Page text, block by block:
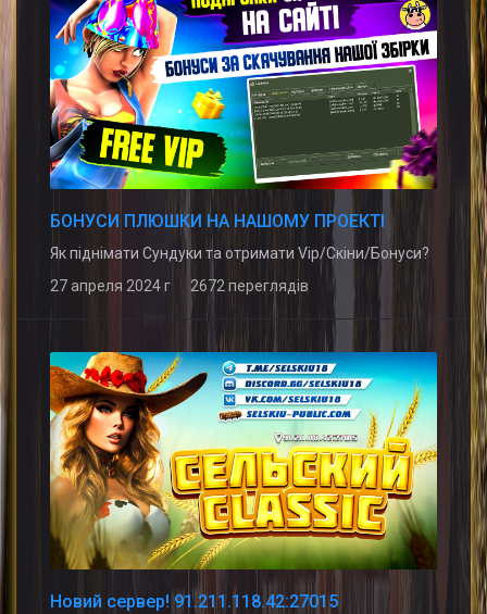
БОНУСИ ПЛЮШКИ НА НАШОМУ ПРОЕКТІ
Як піднімати Сундуки та отримати Vip/Скіни/Бонуси?
27 апреля 2024 г 2672 переглядів
Новий сервер! 91.211.118.42:27015